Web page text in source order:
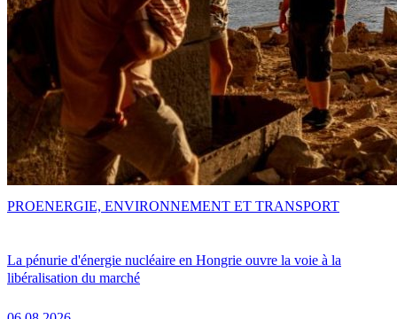
La pénurie d'énergie nucléaire en Hongrie ouvre la voie à la
libéralisation du marché
PROENERGIE, ENVIRONNEMENT ET TRANSPORT